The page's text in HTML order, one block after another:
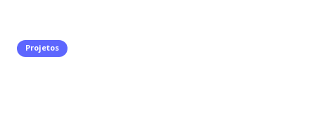
Projetos